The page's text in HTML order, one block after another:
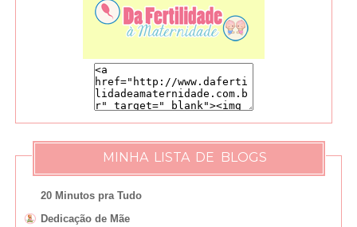
MINHA LISTA DE BLOGS
20 Minutos pra Tudo
Dedicação de Mãe